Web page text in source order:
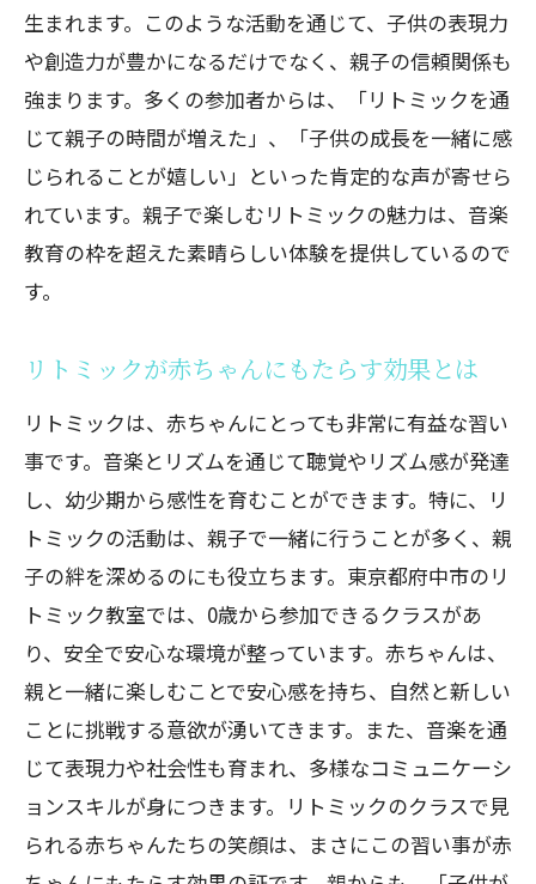
幼児期に適したスポーツ活動とは
スポーツ習い事で得られる身体的効果
府中市のおすすめスポーツ教室紹介
スポーツを通じて学ぶ協調性とリーダー
シップ
クリエイティブなアート習い事で子供の才能
を発見
東京都府中市で選ぶアート習い事のポイ
子供の隠れた才能を引き出すアート活動
アート習い事で学べる具体的なスキル
府中市のおすすめアート習い事紹介
アート習い事を続けるコツとその効果
プログラミング教室で学びの幅を広げる府中
市の習い事
プログラミング教育の重要性とは
東京都府中市で選ぶプログラミング教室
のポイント
プログラミングで得られる多様なスキル
最新のプログラミング教育のトレンド
生まれます。このような活動を通じて、子供の表現力
や創造力が豊かになるだけでなく、親子の信頼関係も
強まります。多くの参加者からは、「リトミックを通
じて親子の時間が増えた」、「子供の成長を一緒に感
じられることが嬉しい」といった肯定的な声が寄せら
れています。親子で楽しむリトミックの魅力は、音楽
教育の枠を超えた素晴らしい体験を提供しているので
す。
リトミックが赤ちゃんにもたらす効果とは
リトミックは、赤ちゃんにとっても非常に有益な習い
事です。音楽とリズムを通じて聴覚やリズム感が発達
し、幼少期から感性を育むことができます。特に、リ
トミックの活動は、親子で一緒に行うことが多く、親
子の絆を深めるのにも役立ちます。東京都府中市のリ
トミック教室では、0歳から参加できるクラスがあ
り、安全で安心な環境が整っています。赤ちゃんは、
親と一緒に楽しむことで安心感を持ち、自然と新しい
ことに挑戦する意欲が湧いてきます。また、音楽を通
じて表現力や社会性も育まれ、多様なコミュニケーシ
ョンスキルが身につきます。リトミックのクラスで見
られる赤ちゃんたちの笑顔は、まさにこの習い事が赤